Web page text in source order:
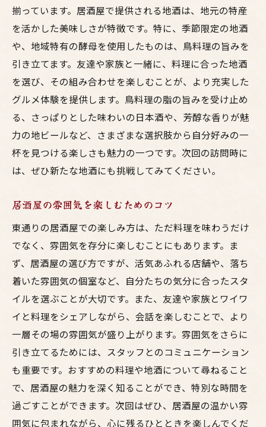
多彩な料理を楽しむためのプラン
地域の味を知るための居酒屋選び
梅田での食事体験を豊かにするための場所
東通りで満足度の高い居酒屋を探す
揃っています。居酒屋で提供される地酒は、地元の特産
を活かした美味しさが特徴です。特に、季節限定の地酒
や、地域特有の酵母を使用したものは、鳥料理の旨みを
引き立てます。友達や家族と一緒に、料理に合った地酒
を選び、その組み合わせを楽しむことが、より充実した
グルメ体験を提供します。鳥料理の脂の旨みを受け止め
る、さっぱりとした味わいの日本酒や、芳醇な香りが魅
力の地ビールなど、さまざまな選択肢から自分好みの一
杯を見つける楽しさも魅力の一つです。次回の訪問時に
は、ぜひ新たな地酒にも挑戦してみてください。
居酒屋の雰囲気を楽しむためのコツ
東通りの居酒屋での楽しみ方は、ただ料理を味わうだけ
でなく、雰囲気を存分に楽しむことにもあります。ま
ず、居酒屋の選び方ですが、活気あふれる店舗や、落ち
着いた雰囲気の個室など、自分たちの気分に合ったスタ
イルを選ぶことが大切です。また、友達や家族とワイワ
イと料理をシェアしながら、会話を楽しむことで、より
一層その場の雰囲気が盛り上がります。雰囲気をさらに
引き立てるためには、スタッフとのコミュニケーション
も重要です。おすすめの料理や地酒について尋ねること
で、居酒屋の魅力を深く知ることができ、特別な時間を
過ごすことができます。次回はぜひ、居酒屋の温かい雰
囲気に包まれながら、心に残るひとときを楽しんでくだ